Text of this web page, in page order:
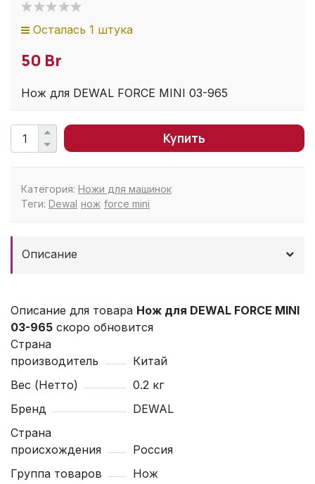
Осталась 1 штука
50 Br
Нож для DEWAL FORCE MINI 03-965
Купить
Категория: Ножи для машинок
Теги: Dewal нож force mini
Описание
Описание для товара Нож для DEWAL FORCE MINI
03-965 скоро обновится
Страна
производитель
Китай
Вес (Нетто)
0.2 кг
Бренд
DEWAL
Страна
происхождения
Россия
Группа товаров
Нож